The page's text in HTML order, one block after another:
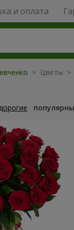
и оплата
> Цветы >
дорогие